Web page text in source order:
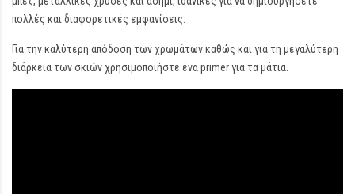
πολλές και διαφορετικές εμφανίσεις.
Για την καλύτερη απόδοση των χρωμάτων καθώς και για τη μεγαλύτερη
διάρκεια των σκιών χρησιμοποιήστε ένα primer για τα μάτια.